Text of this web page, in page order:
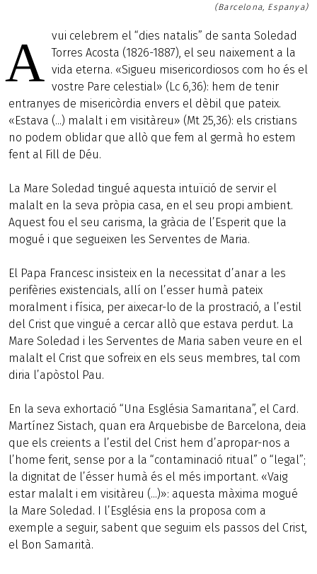
(Barcelona, Espanya)
A vui celebrem el “dies natalis” de santa Soledad
Torres Acosta (1826-1887), el seu naixement a la
vida eterna. «Sigueu misericordiosos com ho és el
vostre Pare celestial» (Lc 6,36): hem de tenir
entranyes de misericòrdia envers el dèbil que pateix.
«Estava (...) malalt i em visitàreu» (Mt 25,36): els cristians
no podem oblidar que allò que fem al germà ho estem
fent al Fill de Déu.
La Mare Soledad tingué aquesta intuïció de servir el
malalt en la seva pròpia casa, en el seu propi ambient.
Aquest fou el seu carisma, la gràcia de l’Esperit que la
mogué i que segueixen les Serventes de Maria.
El Papa Francesc insisteix en la necessitat d’anar a les
perifèries existencials, allí on l’esser humà pateix
moralment i física, per aixecar-lo de la prostració, a l’estil
del Crist que vingué a cercar allò que estava perdut. La
Mare Soledad i les Serventes de Maria saben veure en el
malalt el Crist que sofreix en els seus membres, tal com
diria l’apòstol Pau.
En la seva exhortació “Una Església Samaritana”, el Card.
Martínez Sistach, quan era Arquebisbe de Barcelona, deia
que els creients a l’estil del Crist hem d’apropar-nos a
l’home ferit, sense por a la “contaminació ritual” o “legal”;
la dignitat de l’ésser humà és el més important. «Vaig
estar malalt i em visitàreu (...)»: aquesta màxima mogué
la Mare Soledad. I l’Església ens la proposa com a
exemple a seguir, sabent que seguim els passos del Crist,
el Bon Samarità.